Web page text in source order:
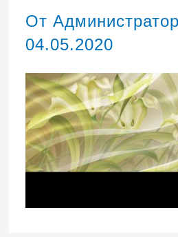
От Администратор
04.05.2020